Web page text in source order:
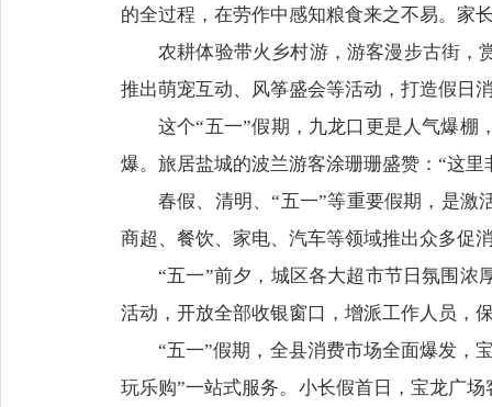
的全过程，在劳作中感知粮食来之不易。家
农耕体验带火乡村游，游客漫步古街，
推出萌宠互动、风筝盛会等活动，打造假日
这个“五一”假期，九龙口更是人气爆棚
爆。旅居盐城的波兰游客涂珊珊盛赞：“这
春假、清明、“五一”等重要假期，是激
商超、餐饮、家电、汽车等领域推出众多促
“五一”前夕，城区各大超市节日氛围浓
活动，开放全部收银窗口，增派工作人员，
“五一”假期，全县消费市场全面爆发，
玩乐购”一站式服务。小长假首日，宝龙广